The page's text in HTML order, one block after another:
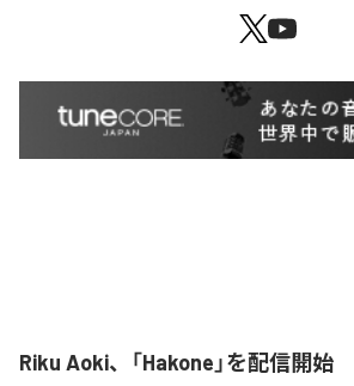
Riku Aoki、「Hakone」を配信開始